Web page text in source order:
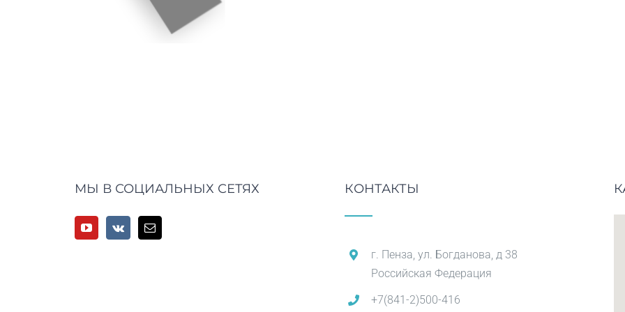
МЫ В СОЦИАЛЬНЫХ СЕТЯХ КОНТАКТЫ
г. Пенза, ул. Богданова, д 38
Российская Федерация
+7(841-2)500-416